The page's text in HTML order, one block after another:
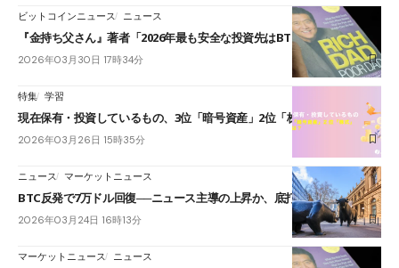
ビットコインニュース ニュース
『金持ち父さん』著者「2026年最も安全な投資先はBTCとETH」
2026年03月30日 17時34分
特集 学習
現在保有・投資しているもの、3位「暗号資産」2位「株式」1位は？
2026年03月26日 15時35分
ニュース マーケットニュース
BTC反発で7万ドル回復──ニュース主導の上昇か、底打ちの兆候か
2026年03月24日 16時13分
マーケットニュース ニュース